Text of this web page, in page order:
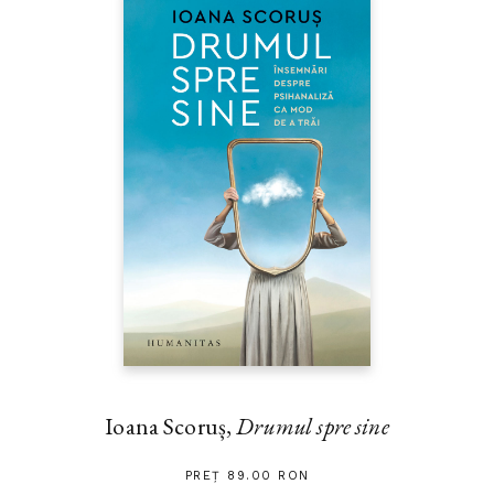
Ioana Scoruș,Drumul spre sine
PREȚ 89.00 RON